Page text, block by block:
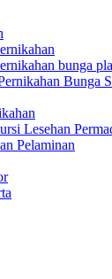
bunga
Bunga
Lesehan
Pelaminan